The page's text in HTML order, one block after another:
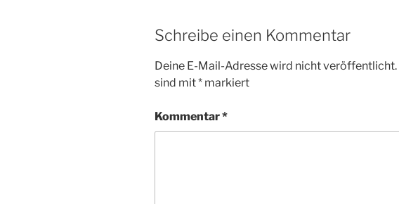
Schreibe einen Kommentar
Deine E-Mail-Adresse wird nicht veröffentlicht.
sind mit* markiert
Kommentar*